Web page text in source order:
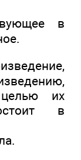
в
их
в